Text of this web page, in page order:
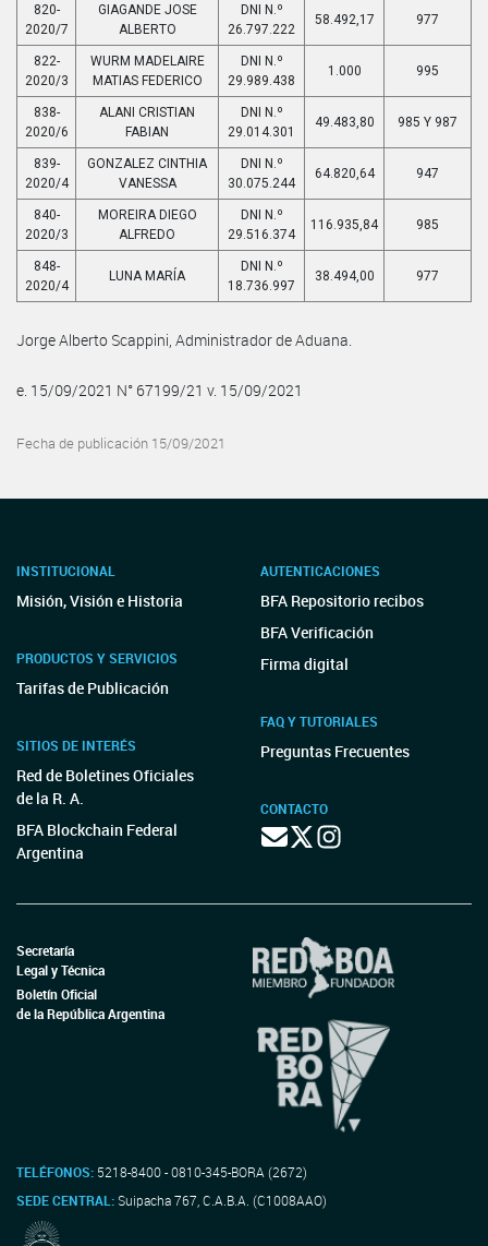
820-
2020/7
GIAGANDE JOSE
ALBERTO
DNI N.º
26.797.222
58.492,17 977
822-
2020/3
WURM MADELAIRE
MATIAS FEDERICO
DNI N.º
29.989.438
1.000 995
838-
2020/6
ALANI CRISTIAN
FABIAN
DNI N.º
29.014.301
49.483,80 985 Y 987
839-
2020/4
GONZALEZ CINTHIA
VANESSA
DNI N.º
30.075.244
64.820,64 947
840-
2020/3
MOREIRA DIEGO
ALFREDO
DNI N.º
29.516.374
116.935,84 985
848-
2020/4
LUNA MARÍA
DNI N.º
18.736.997
38.494,00 977
Jorge Alberto Scappini, Administrador de Aduana.
e. 15/09/2021 N° 67199/21 v. 15/09/2021
Fecha de publicación 15/09/2021
INSTITUCIONAL
Misión, Visión e Historia
PRODUCTOS Y SERVICIOS
Tarifas de Publicación
SITIOS DE INTERÉS
Red de Boletines Oficiales
de la R. A.
BFA Blockchain Federal
Argentina
AUTENTICACIONES
BFA Repositorio recibos
BFA Verificación
Firma digital
FAQ Y TUTORIALES
Preguntas Frecuentes
CONTACTO
Secretaría
Legal y Técnica
Boletín Oficial
de la República Argentina
TELÉFONOS: 5218-8400 - 0810-345-BORA (2672)
SEDE CENTRAL:Suipacha 767, C.A.B.A. (C1008AAO)